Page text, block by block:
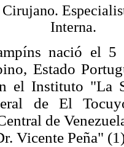
Interna.
nació el 5
Estado
el Instituto "La
de El
de
Vicente Peña"